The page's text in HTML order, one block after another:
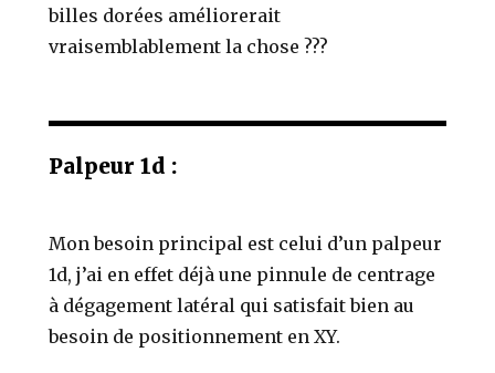
billes dorées améliorerait
vraisemblablement la chose ???
Palpeur 1d :
Mon besoin principal est celui d’un palpeur
1d, j’ai en effet déjà une pinnule de centrage
à dégagement latéral qui satisfait bien au
besoin de positionnement en XY.